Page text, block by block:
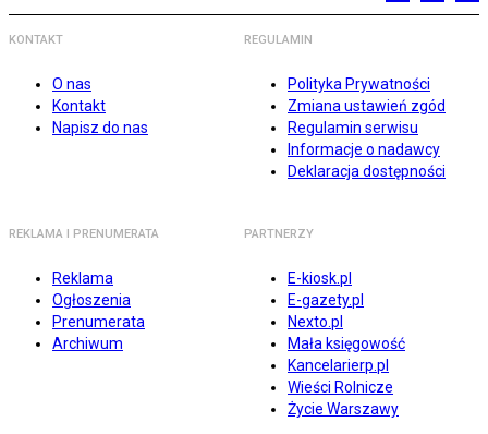
KONTAKT
O nas
Kontakt
Napisz do nas
REGULAMIN
Polityka Prywatności
Zmiana ustawień zgód
Regulamin serwisu
Informacje o nadawcy
Deklaracja dostępności
REKLAMA I PRENUMERATA
Reklama
Ogłoszenia
Prenumerata
Archiwum
PARTNERZY
E-kiosk.pl
E-gazety.pl
Nexto.pl
Mała księgowość
Kancelarierp.pl
Wieści Rolnicze
Życie Warszawy